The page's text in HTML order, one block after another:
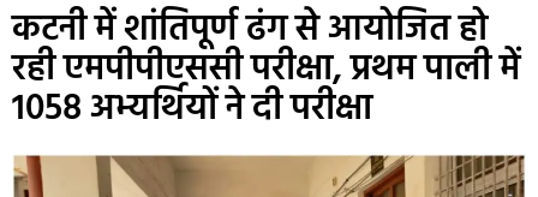
कटनी में शांतिपूर्ण ढंग से आयोजित हो
रही एमपीपीएससी परीक्षा, प्रथम पाली में
1058 अभ्यर्थियों ने दी परीक्षा